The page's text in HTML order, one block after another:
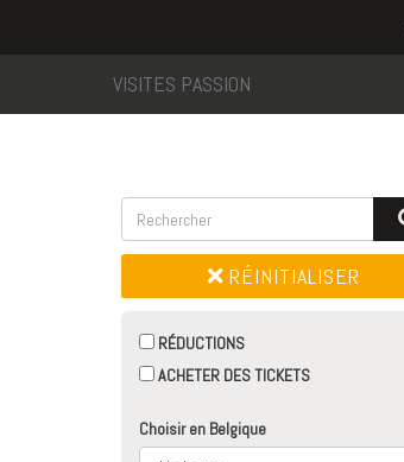
VISITES PASSION
RÉINITIALISER
RÉDUCTIONS
ACHETER DES TICKETS
Choisir en Belgique